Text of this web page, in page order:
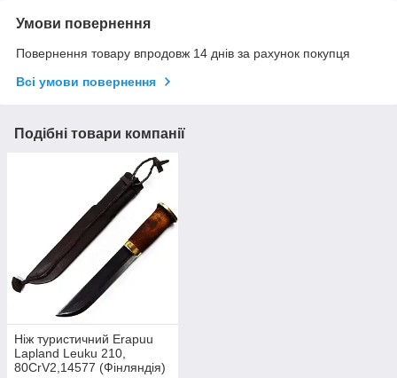
Умови повернення
Повернення товару впродовж 14 днів за рахунок покупця
Всі умови повернення
Подібні товари компанії
Ніж туристичний Erapuu
Lapland Leuku 210,
80CrV2,14577 (Фінляндія)